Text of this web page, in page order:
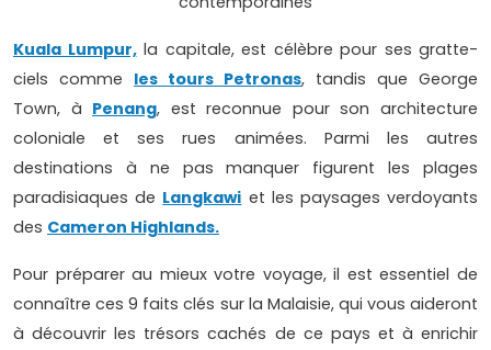
Kuala Lumpur,la capitale, est célèbre pour ses gratte-
ciels comme les tours Petronas, tandis que George
Town, à Penang, est reconnue pour son architecture
coloniale et ses rues animées. Parmi les autres
destinations à ne pas manquer figurent les plages
paradisiaques de Langkawi et les paysages verdoyants
des Cameron Highlands.
Pour préparer au mieux votre voyage, il est essentiel de
connaître ces 9 faits clés sur la Malaisie, qui vous aideront
à découvrir les trésors cachés de ce pays et à enrichir